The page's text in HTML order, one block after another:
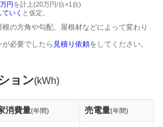
円を計上(20万円/台×1台)
いく と仮定。
の方角や勾配、屋根材などによって変わり
必要でしたら 見積り依頼をしてください。
ョン(kWh)
消費量(年間) 売電量(年間)